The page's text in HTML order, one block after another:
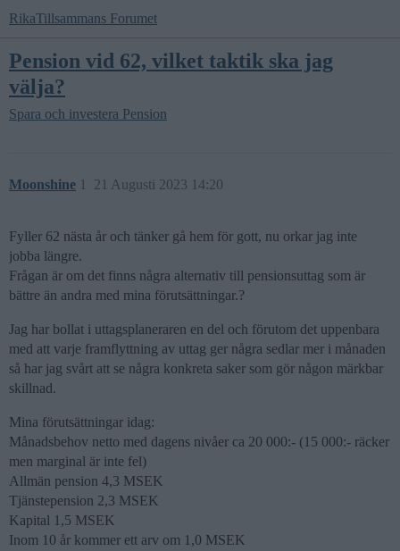
RikaTillsammans Forumet
Pension vid 62, vilket taktik ska jag
välja?
Spara och investera Pension
Moonshine 21 Augusti 2023 14:20
1
Fyller 62 nästa år och tänker gå hem för gott, nu orkar jag inte
jobba längre.
Frågan är om det finns några alternativ till pensionsuttag som är
bättre än andra med mina förutsättningar.?
Jag har bollat i uttagsplaneraren en del och förutom det uppenbara
med att varje framflyttning av uttag ger några sedlar mer i månaden
så har jag svårt att se några konkreta saker som gör någon märkbar
skillnad.
Mina förutsättningar idag:
Månadsbehov netto med dagens nivåer ca 20 000:- (15 000:- räcker
men marginal är inte fel)
Allmän pension 4,3 MSEK
Tjänstepension 2,3 MSEK
Kapital 1,5 MSEK
Inom 10 år kommer ett arv om 1,0 MSEK